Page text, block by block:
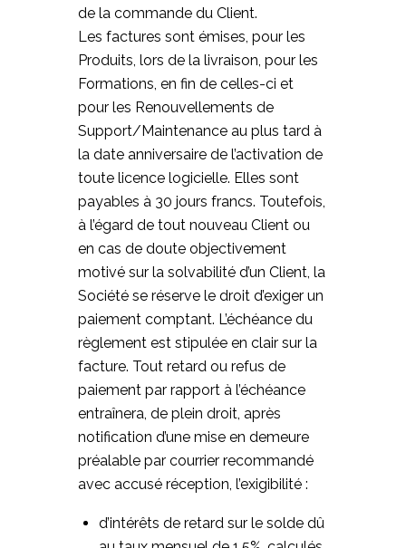
de la commande du Client.
Les factures sont émises, pour les
Produits, lors de la livraison, pour les
Formations, en fin de celles-ci et
pour les Renouvellements de
Support/Maintenance au plus tard à
la date anniversaire de l’activation de
toute licence logicielle. Elles sont
payables à 30 jours francs. Toutefois,
à l’égard de tout nouveau Client ou
en cas de doute objectivement
motivé sur la solvabilité d’un Client, la
Société se réserve le droit d’exiger un
paiement comptant. L’échéance du
règlement est stipulée en clair sur la
facture. Tout retard ou refus de
paiement par rapport à l’échéance
entraînera, de plein droit, après
notification d’une mise en demeure
préalable par courrier recommandé
avec accusé réception, l’exigibilité :
d’intérêts de retard sur le solde dû